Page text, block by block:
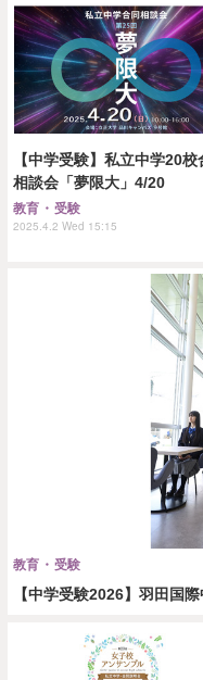
【中学受験】私立中学20校
相談会「夢限大」4/20
教育・受験
2025.4.2 Wed 15:15
【中学受験2026】羽田国
教育・受験